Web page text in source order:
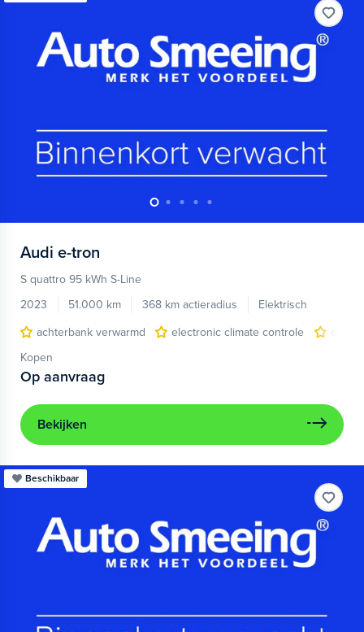
Audi e-tron
S quattro 95 kWh S-Line
2023
51.000 km 368 km actieradius
Elektrisch
achterbank verwarmd
electronic climate controle
Kopen
Op aanvraag
Bekijken
Beschikbaar